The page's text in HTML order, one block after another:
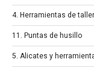
4. Herramientas de taller
11. Puntas de husillo
5. Alicates y